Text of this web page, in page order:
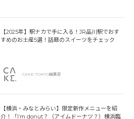
【2025年】駅ナカで手に入る！JR品川駅でおす
すめのお土産5選！話題のスイーツをチェック
CAKE.TOKYO編集部
【横浜・みなとみらい】限定新作メニューを紹
介！「I’m donut？（アイムドーナツ？）横浜臨